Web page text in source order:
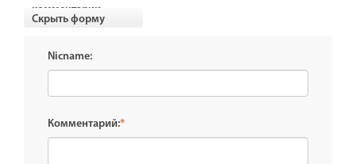
комментарии
Скрыть форму
Nicname:
Комментарий:*